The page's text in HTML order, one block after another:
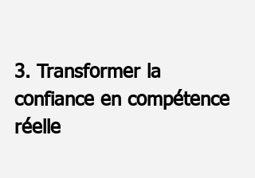
3. Transformer la
confiance en compétence
réelle